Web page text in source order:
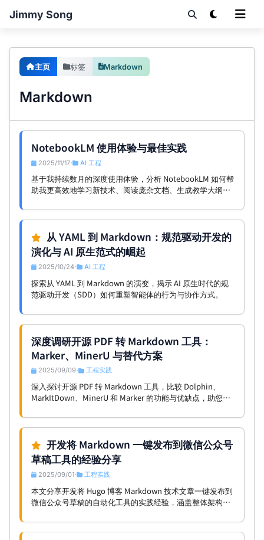
Jimmy Song
主页 标签 Markdown
Markdown
NotebookLM 使用体验与最佳实践
2025/11/17• AI 工程
基于我持续数月的深度使用体验，分析 NotebookLM 如何帮
助我更高效地学习新技术、阅读庞杂文档、生成教学大纲，
从 YAML 到 Markdown：规范驱动开发的
演化与 AI 原生范式的崛起
2025/10/24• AI 工程
探索从 YAML 到 Markdown 的演变，揭示 AI 原生时代的规
范驱动开发（SDD）如何重塑智能体的行为与协作方式。
深度调研开源 PDF 转 Markdown 工具：
Marker、MinerU 与替代方案
2025/09/09 • 工程实践
深入探讨开源 PDF 转 Markdown 工具，比较 Dolphin、
MarkItDown、MinerU 和 Marker 的功能与优缺点，助您选
开发将 Markdown 一键发布到微信公众号
草稿工具的经验分享
2025/09/01• 工程实践
本文分享开发将 Hugo 博客 Markdown 技术文章一键发布到
微信公众号草稿的自动化工具的实践经验，涵盖整体架构设
问题及定制化开发心得。